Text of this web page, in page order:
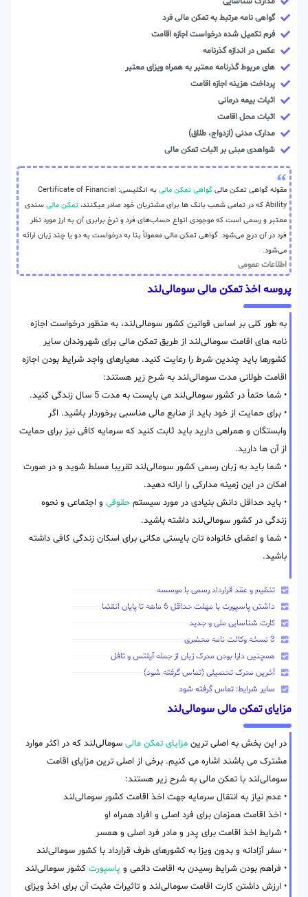
گواهی نامه مرتبط به تمکن مالی فرد
فرم تکمیل شده درخواست اجازه اقامت
عکس در اندازه گذرنامه
های مربوط گذرنامه معتبر به همراه ویزای معتبر
پرداخت هزینه اجازه اقامت
اثبات بیمه درمانی
اثبات محل اقامت
مدارک مدنی (ازدواج، طلاق)
شواهدی مبنی بر اثبات تمکن مالی
مقوله گواهی تمکن مالی گواهی تمکن مالی
به انگلیسی: Certificate of Financial
Ability که در تمامی شعب بانک ها برای مشتریان خود صادر میکنند،
تمکن مالی سندی
معتبر و رسمی است که موجودی انواع حساب‌های فرد و نرخ برابری آن به ارز مورد نظر
فرد در آن درج می‌شود. گواهی تمکن مالی معمولاً بنا به درخواست به دو یا چند زبان ارائه
می‌شود.
اطلاعات عمومی
پروسه اخذ تمکن مالی سومالی‌لند
به طور کلی بر اساس قوانین کشور سومالی‌لند، به منظور درخواست اجازه
نامه های اقامت سومالی‌لند از طریق تمکن مالی برای شهروندان سایر
کشورها باید چندین شرط را رعایت کنید. معیارهای واجد شرایط بودن اجازه
اقامت طولانی مدت سومالی‌لند به شرح زیر هستند:
• شما حتماً در کشور سومالی‌لند می بایست به مدت 5 سال زندگی کنید.
• برای حمایت از خود باید از منابع مالی مناسبی برخوردار باشید. اگر
وابستگان و همراهی دارید باید ثابت کنید که سرمایه کافی نیز برای حمایت
از آن ها دارید.
• شما باید به زبان رسمی کشور سومالی‌لند تقریبا مسلط شوید و در صورت
امکان در این زمینه مدارکی را ارائه دهید.
• باید حداقل دانش بنیادی در مورد سیستم حقوقی و اجتماعی و نحوه
زندگی در کشور سومالی‌لند داشته باشید.
• شما و اعضای خانواده تان بایستی مکانی برای اسکان زندگی کافی داشته
باشید.
تنظیم و عقد قرارداد رسمی با موسسه
داشتن پاسپورت با مهلت حداقل 6 ماهه تا پایان انقضا
کارت شناسایی ملی و جدید
3 نسخه وکالت نامه محضری
همچنین دارا بودن مدرک زبان از جمله آیلتس و تافل
آخرین مدرک تحصیلی (تماس گرفته شود)
سایر شرایط: تماس گرفته شود
مزایای تمکن مالی سومالی‌لند
در این بخش به اصلی ترین مزایای تمکن مالی سومالی‌لند که در اکثر موارد
مشترک می باشند اشاره می کنیم. برخی از اصلی ترین مزایای اقامت
سومالی‌لند با تمکن مالی به شرح زیر هستند:
• عدم نیاز به انتقال سرمایه جهت اخذ اقامت کشور سومالی‌لند
• اخذ اقامت همزمان برای فرد اصلی و افراد همراه او
• شرایط اخذ اقامت برای پدر و مادر فرد اصلی و همسر
• سفر آزادانه و بدون ویزا به کشورهای طرف قرارداد با کشور سومالی‌لند
• فراهم بودن شرایط رسیدن به اقامت دائمی و پاسپورت کشور سومالی‌لند
• ارزش داشتن کارت اقامت سومالی‌لند و تاثیرات مثبت آن برای اخذ ویزای